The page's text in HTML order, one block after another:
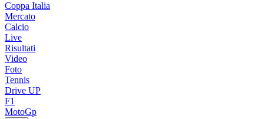
Coppa Italia
Mercato
Calcio
Live
Risultati
Video
Foto
Tennis
Drive UP
F1
MotoGp